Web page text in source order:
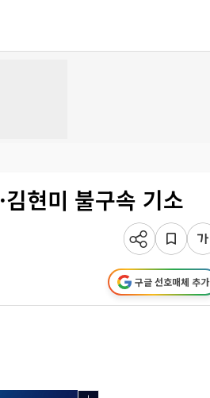
현미 불구속 기소
구글 선호매체 추가